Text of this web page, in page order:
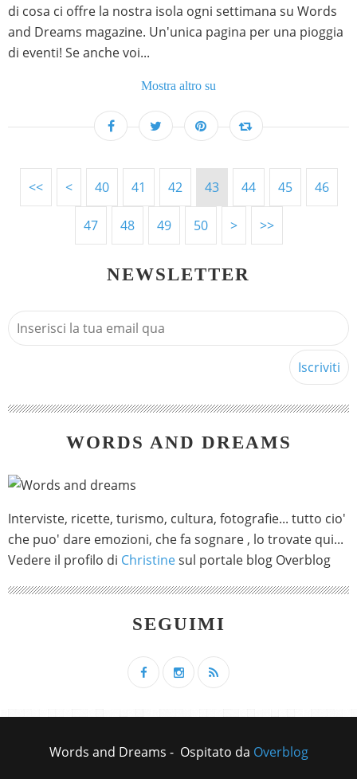
di cosa ci offre la nostra isola ogni settimana su Words
and Dreams magazine. Un'unica pagina per una pioggia
di eventi! Se anche voi...
Mostra altro su
<< < 10
20
30
40 41 42 43 44 45 46
47 48 49 50 60
70
> >>
NEWSLETTER
WORDS AND DREAMS
Interviste, ricette, turismo, cultura, fotografie... tutto cio'
che puo' dare emozioni, che fa sognare , lo trovate qui...
Vedere il profilo di Christinesul portale blog Overblog
SEGUIMI
Words and Dreams - Ospitato da Overblog